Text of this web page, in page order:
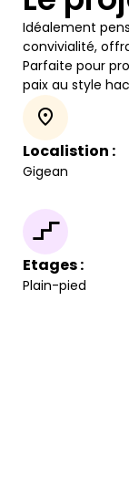
Idéalement
convivialité,
Parfaite pour
paix au style
Localistion :
Gigean
Etages :
Plain-pied